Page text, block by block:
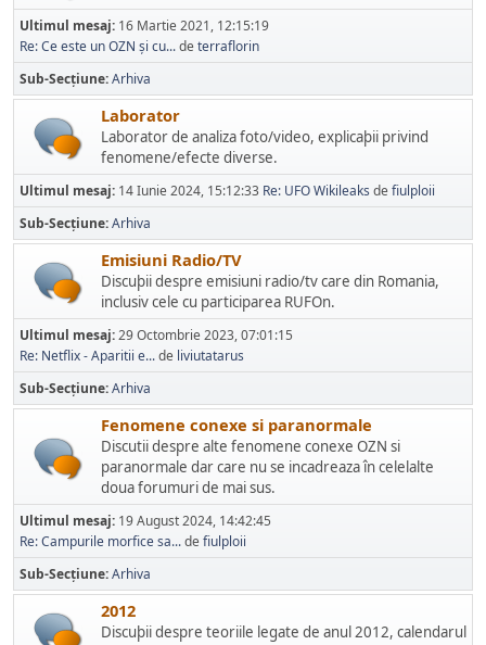
Ultimul mesaj: 16 Martie 2021, 12:15:19
Re: Ce este un OZN și cu...de terraflorin
Sub-Secțiune Arhiva
Laborator
Laborator de analiza foto/video, explicaþii privind
fenomene/efecte diverse.
Ultimul mesaj: 14 Iunie 2024, 15:12:33 Re: UFO Wikileaks de fiulploii
Sub-Secțiune Arhiva
Emisiuni Radio/TV
Discuþii despre emisiuni radio/tv care din Romania,
inclusiv cele cu participarea RUFOn.
Ultimul mesaj:29 Octombrie 2023, 07:01:15
Re: Netflix - Aparitii e...de liviutatarus
Sub-Secțiune Arhiva
Fenomene conexe si paranormale
Discutii despre alte fenomene conexe OZN si
paranormale dar care nu se incadreaza în celelalte
doua forumuri de mai sus.
Ultimul mesaj: 19 August 2024, 14:42:45
Re: Campurile morfice sa...de fiulploii
Sub-Secțiune Arhiva
2012
Discuþii despre teoriile legate de anul 2012, calendarul